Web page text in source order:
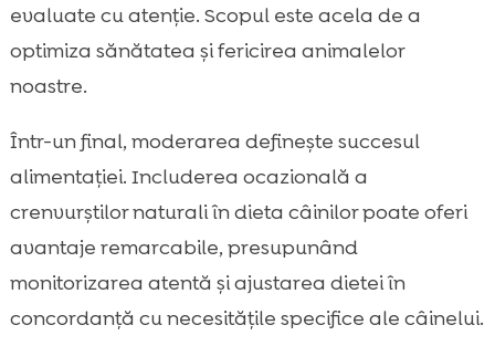
evaluate cu atenție. Scopul este acela de a
optimiza sănătatea și fericirea animalelor
noastre.
Într-un final, moderarea definește succesul
alimentației. Includerea ocazională a
crenvurștilor naturali în dieta câinilor poate oferi
avantaje remarcabile, presupunând
monitorizarea atentă și ajustarea dietei în
concordanță cu necesitățile specifice ale câinelui.